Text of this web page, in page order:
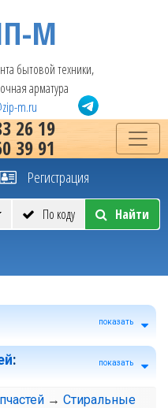
М
бытовой техники,
арматура
m.ru
26 19
39 91
Регистрация
По коду Найти
показать
: показать
→ Стиральные